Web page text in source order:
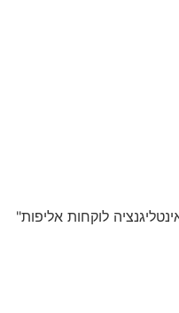
לוקחות אליפות"